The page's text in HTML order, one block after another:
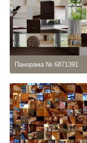
Панорама № 6871391